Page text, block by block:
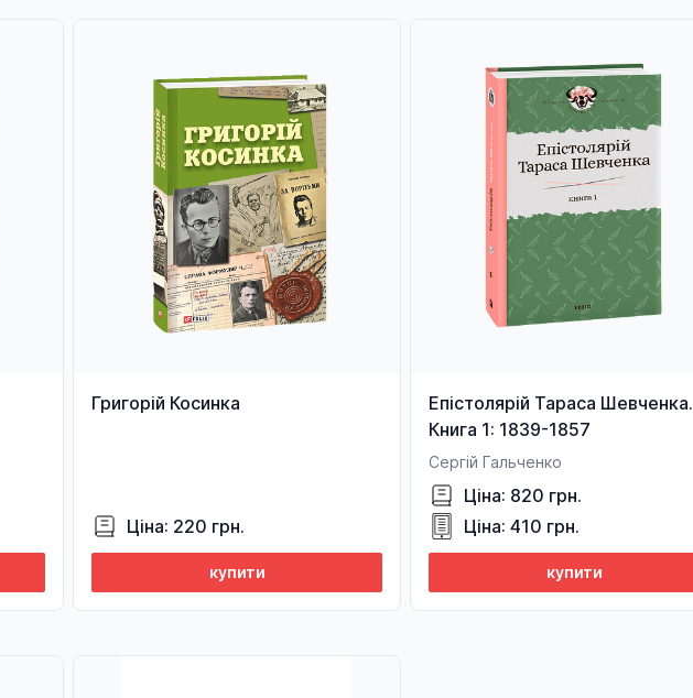
Григорій Косинка
Ціна: 220 грн.
купити
Епістолярій Тараса Шевченка.
Книга 1: 1839-1857
Сергій Гальченко
Ціна: 820 грн.
Ціна: 410 грн.
купити